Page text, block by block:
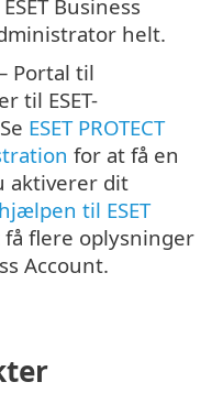
Business
helt.
Portal til
til ESET-
ESET PROTECT
for at få en
aktiverer dit
til ESET
flere oplysninger
Account.